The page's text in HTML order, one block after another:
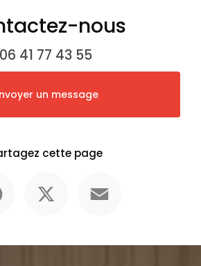
nous
06 41 77 43 55
un message
cette page